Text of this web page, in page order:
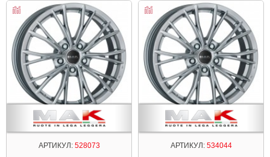
АРТИКУЛ:528073 АРТИКУЛ:534044